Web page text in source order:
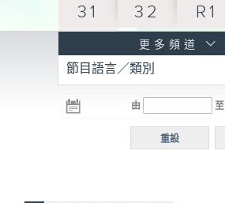
31 32 R1
R3
電台 電台
R5
電台
普通
更多頻道
節目語言／類別
由 至
重設